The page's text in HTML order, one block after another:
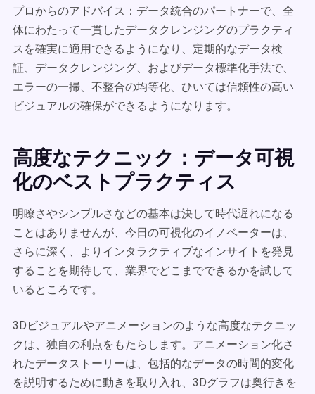
プロからのアドバイス：データ統合のパートナーで、全
体にわたって一貫したデータクレンジングのプラクティ
スを確実に適用できるようになり、定期的なデータ検
証、データクレンジング、およびデータ標準化手法で、
エラーの一掃、不整合の均等化、ひいては信頼性の高い
ビジュアルの確保ができるようになります。
高度なテクニック：データ可視
化のベストプラクティス
明瞭さやシンプルさなどの基本は決して時代遅れになる
ことはありませんが、今日の可視化のイノベーターは、
さらに深く、よりインタラクティブなインサイトを発見
することを期待して、業界でどこまでできるかを試して
いるところです。
3Dビジュアルやアニメーションのような高度なテクニッ
クは、独自の利点をもたらします。アニメーション化さ
れたデータストーリーは、包括的なデータの時間的変化
を説明するために動きを取り入れ、3Dグラフは奥行きを